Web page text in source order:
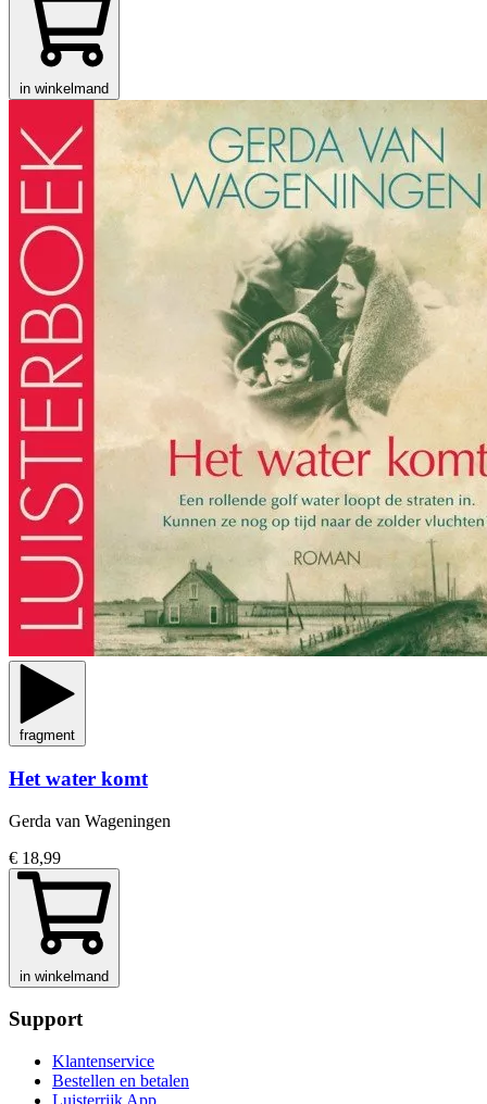
in winkelmand
fragment
Het water komt
Gerda van Wageningen
€ 18,99
in winkelmand
Support
Klantenservice
Bestellen en betalen
Luisterrijk App